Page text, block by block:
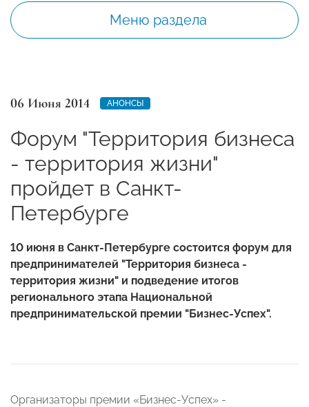
Меню раздела
06 Июня 2014 АНОНСЫ
Форум "Территория бизнеса
- территория жизни"
пройдет в Санкт-
Петербурге
10 июня в Санкт-Петербурге состоится форум для
предпринимателей "Территория бизнеса -
территория жизни" и подведение итогов
регионального этапа Национальной
предпринимательской премии "Бизнес-Успех".
Организаторы премии «Бизнес-Успех» -